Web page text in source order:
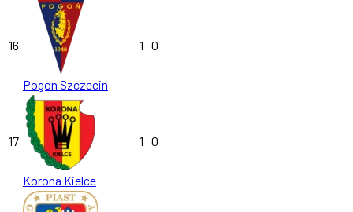
16
Pogon Szczecin
1 0
17
Korona Kielce
1 0